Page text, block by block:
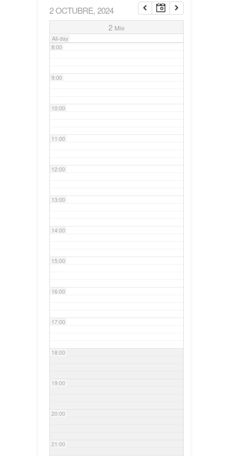
2 OCTUBRE, 2024
2 Mie
All-day
7:00
8:00
9:00
10:00
11:00
12:00
13:00
14:00
15:00
16:00
17:00
18:00
19:00
20:00
21:00